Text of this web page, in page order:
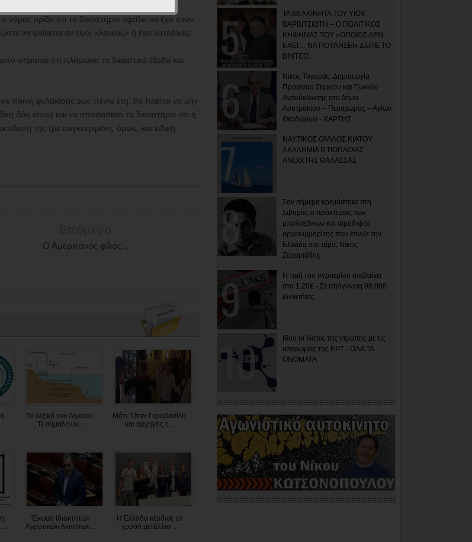
να εξετάσει πρώτα αν συντρέχουν οι
ορίζει ότι το δικαστήριο οφείλει να έχει στον
να φαίνεται αν είναι «λευκός» ή έχει καταδίκες.
σημαίνει ότι πληρώνει τα δικαστικά έξοδα και
ποινή φυλάκισης έως πέντε έτη, θα πρέπει να μην
δύο ετών) και να αποφασίσει το δικαστήριο ότι η
της (με συγκεκριμένη, όμως, και ειδική
Ο Αμερικανός φίλος...
Το λεξικό του Αιγαίου:
Τι σημαίνουν...
Μάτι: Όταν Γεροβασίλη
και αρχηγός τ...
Ένωση Ιδιοκτητών
Αγροτικών Ακινήτων...
Η Ελλάδα κέρδισε το
χρυσό μετάλλιο ...
ΤΑ 66 ΑΚΙΝΗΤΑ ΤΟΥ ΥΙΟΥ
ΒΑΡΒΙΤΣΙΩΤΗ – Ο ΠΟΛΙΤΙΚΟΣ
ΚΗΦΗΝΑΣ ΤΟΥ «ΟΠΟΙΟΣ ΔΕΝ
ΕΧΕΙ… ΝΑ ΠΟΥΛΗΣΕΙ» ΔΕΙΤΕ ΤΟ
ΒΙΝΤΕΟ…
Νίκος Ταγαράς: Δημιουργία
Πράσινου Σημείου και Γωνιών
Ανακύκλωσης στο Δήμο
Λουτρακίου – Περαχώρας – Αγίων
Θεοδώρων - ΧΑΡΤΗΣ
ΝΑΥΤΙΚΟΣ ΟΜΙΛΟΣ ΚΙΑΤΟΥ:
ΑΚΑΔΗΜΙΑ ΙΣΤΙΟΠΛΟΙΑΣ
ΑΝΟΙΧΤΗΣ ΘΑΛΑΣΣΑΣ
Σαν σήμερα κρεμάστηκε στη
Σιβηρία, ο πράκτορας των
μπολσεβίκων και αιμοδιψής
αρχισυμμορίτης που έπνιξε την
Ελλάδα στο αίμα, Νίκος
Ζαχαριάδης
Η τιμή του υγραερίου ανεβαίνει
στο 1.20€ - Σε απόγνωση 90.000
ιδιοκτήτες
Ιδού οι λίστες της ντροπής με τις
υπερωρίες της ΕΡΤ - ΟΛΑ ΤΑ
ΟΝΟΜΑΤΑ